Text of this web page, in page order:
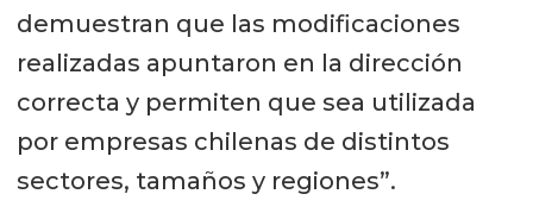
demuestran que las modificaciones
realizadas apuntaron en la dirección
correcta y permiten que sea utilizada
por empresas chilenas de distintos
sectores, tamaños y regiones”.